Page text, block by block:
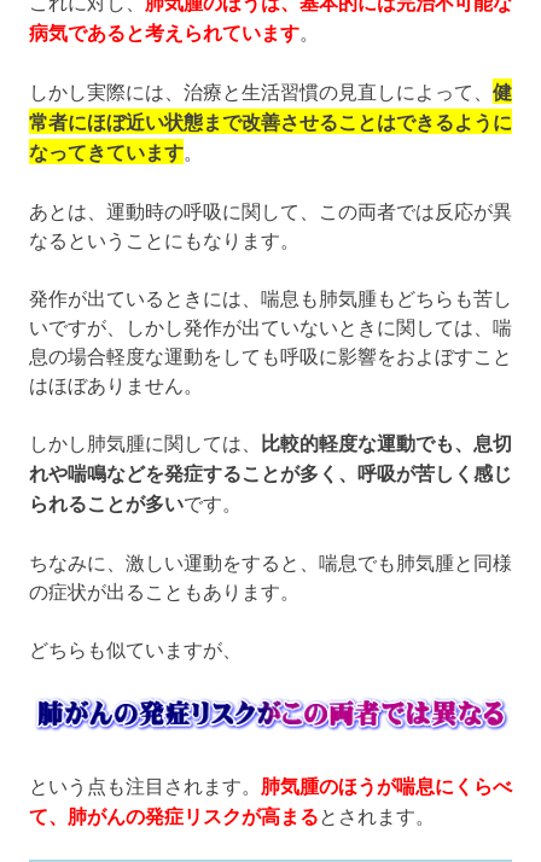
病気であると考えられています。
しかし実際には、治療と生活習慣の見直しによって、 健
常者にほぼ近い状態まで改善させることはできるように
なってきています。
あとは、運動時の呼吸に関して、この両者では反応が異
なるということにもなります。
発作が出ているときには、喘息も肺気腫もどちらも苦し
いですが、しかし発作が出ていないときに関しては、喘
息の場合軽度な運動をしても呼吸に影響をおよぼすこと
はほぼありません。
しかし肺気腫に関しては、 比較的軽度な運動でも、息切
れや喘鳴などを発症することが多く、呼吸が苦しく感じ
られることが多いです。
ちなみに、激しい運動をすると、喘息でも肺気腫と同様
の症状が出ることもあります。
どちらも似ていますが、
という点も注目されます。 肺気腫のほうが喘息にくらべ
て、肺がんの発症リスクが高まるとされます。